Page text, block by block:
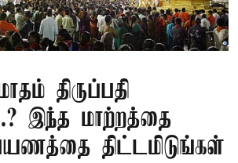
திருப்பதி
இந்த மாற்றத்தை
திட்டமிடுங்கள்